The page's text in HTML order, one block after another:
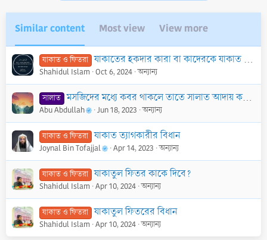
Similar content Most view View more
যাকাত ও ফিতরা যাকাতের হকদার কারা বা কাদেরকে যাকাত দিবেন?
Shahidul Islam Oct 6, 2024 অন্যান্য
সালাত মসজিদের মধ্যে কবর থাকলে তাতে সালাত আদায় করার বিধান
Abu Abdullah Jun 18, 2023 অন্যান্য
যাকাত ও ফিতরা যাকাত ত্যাগকারীর বিধান
Joynal Bin Tofajjal Apr 14, 2023 অন্যান্য
যাকাত ও ফিতরা যাকাতুল ফিতর কাকে দিবে?
Shahidul Islam Apr 10, 2024 অন্যান্য
যাকাত ও ফিতরা যাকাতুল ফিতরের বিধান
Shahidul Islam Apr 10, 2024 অন্যান্য